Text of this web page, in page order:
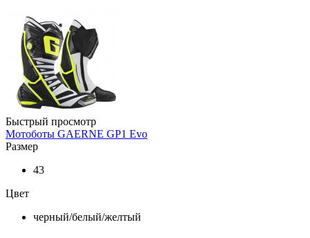
Быстрый просмотр
Мотоботы GAERNE GP1 Evo
Размер
43
Цвет
черный/белый/желтый